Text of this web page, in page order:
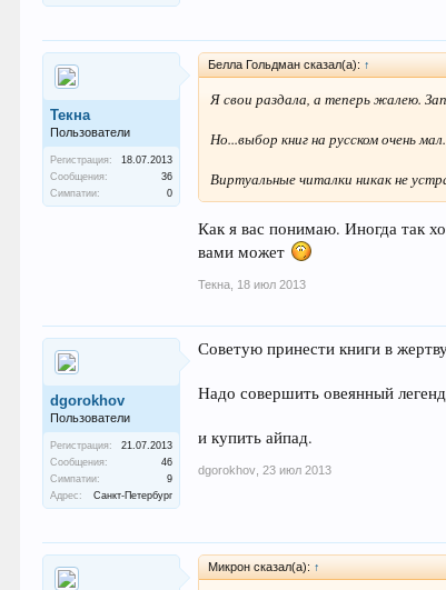
Текна
Пользователи
Регистрация:
18.07.2013
Сообщения:
36
Симпатии:
0
Белла Гольдман сказал(а): ↑
Я свои раздала, а теперь жалею.
Но...выбор книг на русском очень мал.
Виртуальные читалки никак не
Как я вас понимаю. Иногда так
вами может
Текна 18 июл 2013
dgorokhov
Пользователи
Регистрация:
21.07.2013
Сообщения:
46
Симпатии:
9
Адрес:
Санкт-Петербург
Советую принести книги в
Надо совершить овеянный
и купить айпад.
dgorokhov 23 июл 2013
Микрон сказал(а): ↑